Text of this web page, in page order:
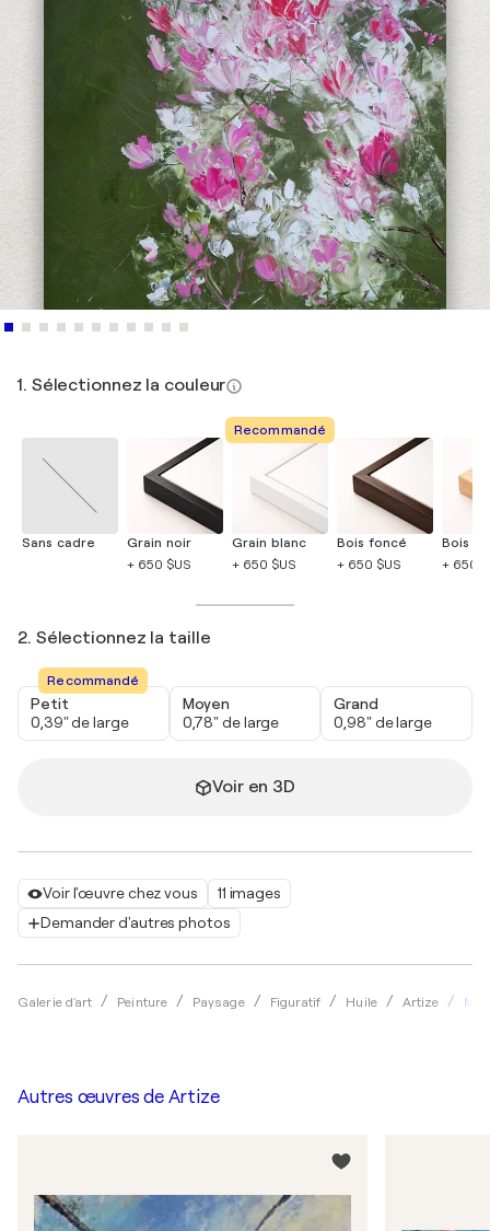
Voir l'œuvre chez vous
11 images
Demander d'autres photos
Galerie d'art Peinture Paysage Figuratif Huile Artize
1. Sélectionnez la couleur
Sans cadre
Grain noir
+ 650 $US
Recommandé
Grain blanc
+ 650 $US
Bois foncé
+ 650 $US
Bois
+ 650
2. Sélectionnez la taille
Recommandé
Petit
0,39" de large
Moyen
0,78" de large
Grand
0,98" de large
Voir en 3D
Autres œuvres de Artize